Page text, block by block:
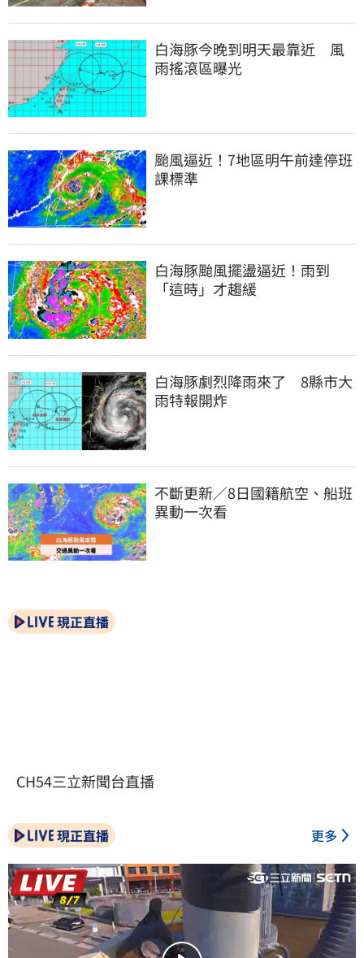
白海豚今晚到明天最靠近　風
雨搖滾區曝光
颱風逼近！7地區明午前達停班
課標準
白海豚颱風擺盪逼近！雨到
「這時」才趨緩
白海豚劇烈降雨來了　8縣市大
雨特報開炸
不斷更新／8日國籍航空、船班
異動一次看
現正直播
CH54三立新聞台直播
現正直播 更多